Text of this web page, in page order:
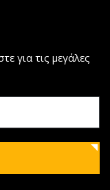
για τις μεγάλες